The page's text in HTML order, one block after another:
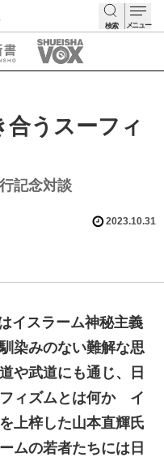
検索 メニュー
合うスーフィ
記念対談
2023.10.31
イスラーム神秘主義
染みのない難解な思
や武道にも通じ、日
ィズムとは何か イ
上梓した山本直輝氏
ムの若者たちには日